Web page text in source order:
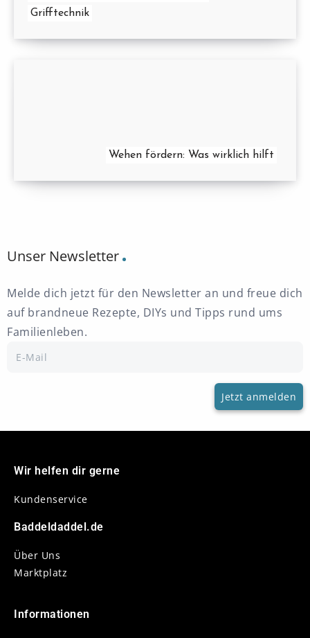
Grifftechnik
Wehen fördern: Was wirklich hilft
Unser Newsletter
Melde dich jetzt für den Newsletter an und freue dich
auf brandneue Rezepte, DIYs und Tipps rund ums
Familienleben.
Wir helfen dir gerne
Kundenservice
Baddeldaddel.de
Über Uns
Marktplatz
Informationen